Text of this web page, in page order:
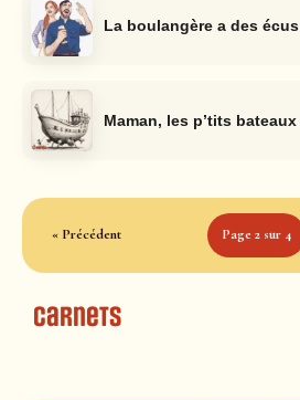
La boulangère a des écus
Maman, les p’tits bateaux
« Précédent Page 2 sur 4
Carnets